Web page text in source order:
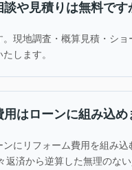
談や見積りは無料です
。現地調査・概算見積・ショ
します。
用はローンに組み込め
ンにリフォーム費用を組み込
返済から逆算した無理のな